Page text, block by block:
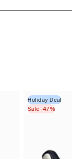
Holiday Deal
Sale -47%